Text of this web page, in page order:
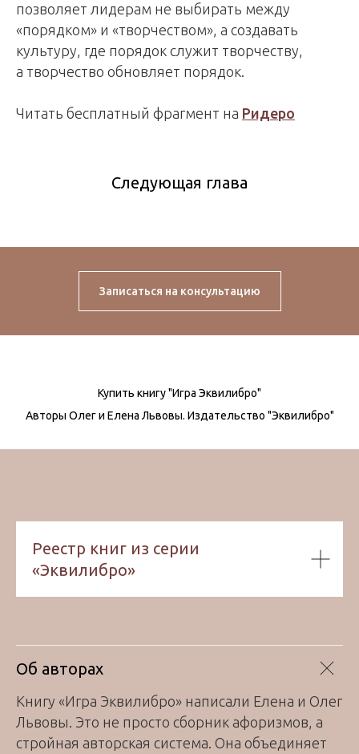
позволяет лидерам не выбирать между
«порядком» и «творчеством», а создавать
культуру, где порядок служит творчеству,
а творчество обновляет порядок.
Читать бесплатный фрагмент на Ридеро
Следующая глава
Записаться на консультацию
Купить книгу "Игра Эквилибро"
Авторы Олег и Елена Львовы. Издательство "Эквилибро"
Реестр книг из серии
«Эквилибро»
Об авторах
Книгу «Игра Эквилибро» написали Елена и Олег
Львовы. Это не просто сборник афоризмов, а
стройная авторская система. Она объединяет